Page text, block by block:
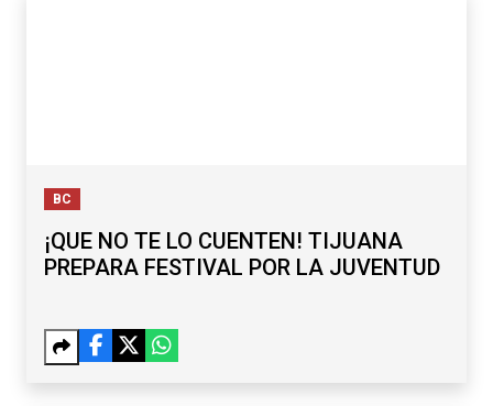
BC
¡QUE NO TE LO CUENTEN! TIJUANA
PREPARA FESTIVAL POR LA JUVENTUD